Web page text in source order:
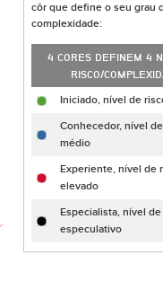
côr que define o seu grau
complexidade:
4 CORES DEFINEM 4
RISCO/
Iniciado, nível de
Conhecedor, nível
médio
Experiente, nível de
elevado
Especialista, nível
especulativo